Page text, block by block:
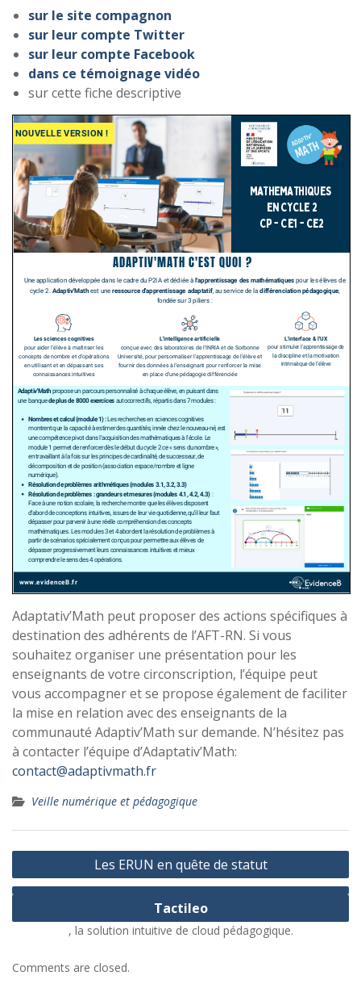
sur le site compagnon
sur leur compte Twitter
sur leur compte Facebook
dans ce témoignage vidéo
sur cette fiche descriptive
Adaptativ’Math peut proposer des actions spécifiques à
destination des adhérents de l’AFT-RN. Si vous
souhaitez organiser une présentation pour les
enseignants de votre circonscription, l’équipe peut
vous accompagner et se propose également de faciliter
la mise en relation avec des enseignants de la
communauté Adaptiv’Math sur demande. N’hésitez pas
à contacter l’équipe d’Adaptativ’Math:
contact@adaptivmath.fr
Veille numérique et pédagogique
Navigation
de
l’article
Les ERUN en quête de statut
Tactileo
, la solution intuitive de cloud pédagogique.
Comments are closed.